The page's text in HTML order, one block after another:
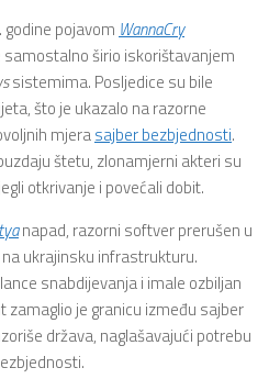
pojavom WannaCry
širio iskorištavanjem
sistemima. Posljedice su bile
što je ukazalo na razorne
mjerasajber bezbjednosti.
štetu, zlonamjerni akteri su
otkrivanje i povećali dobit.
napad, razorni softver prerušen u
ukrajinsku infrastrukturu.
snabdijevanja i imale ozbiljan
zamaglio je granicu između sajber
država, naglašavajući potrebu